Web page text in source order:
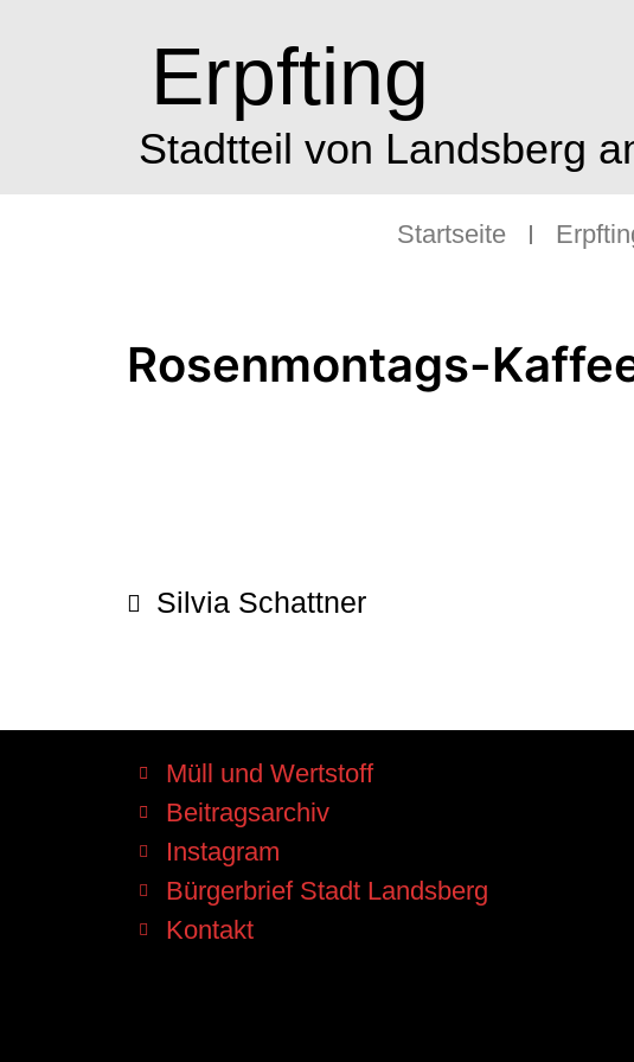
Erpfting
Stadtteil von Landsberg
Startseite
Rosenmontags-
Silvia Schattner
Müll und Wertstoff
Beitragsarchiv
Instagram
Bürgerbrief Stadt Landsberg
Kontakt